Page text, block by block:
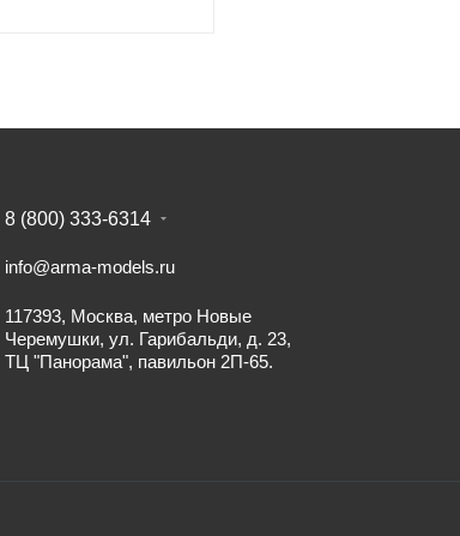
8 (800) 333-6314
info@arma-models.ru
117393, Москва, метро Новые
Черемушки, ул. Гарибальди, д. 23,
ТЦ "Панорама", павильон 2П-65.